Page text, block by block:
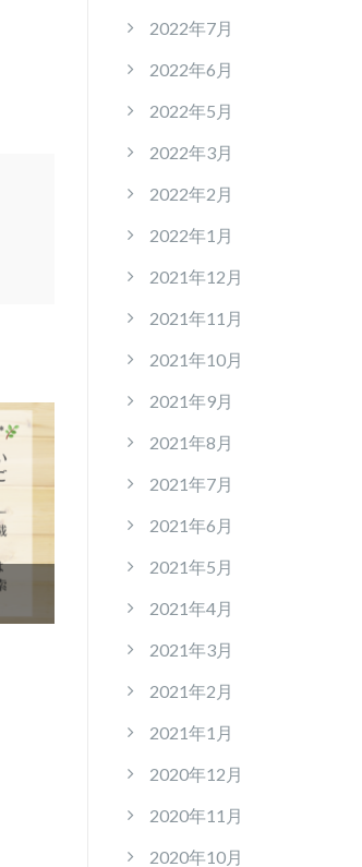
2022年7月
2022年6月
2022年5月
2022年3月
2022年2月
2022年1月
2021年12月
2021年11月
2021年10月
2021年9月
2021年8月
2021年7月
2021年6月
2021年5月
2021年4月
2021年3月
2021年2月
2021年1月
2020年12月
2020年11月
2020年10月